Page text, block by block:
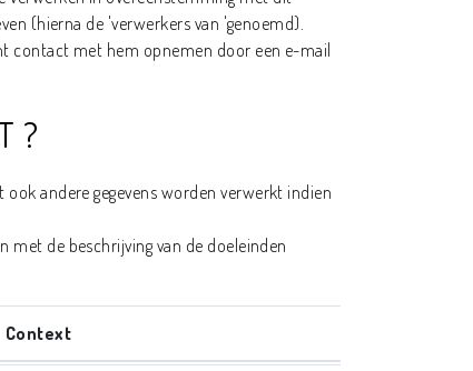
(hierna de 'verwerkers van 'genoemd).
contact met hem opnemen door een e-mail
?
ook andere gegevens worden verwerkt indien
met de beschrijving van de doeleinden
Context